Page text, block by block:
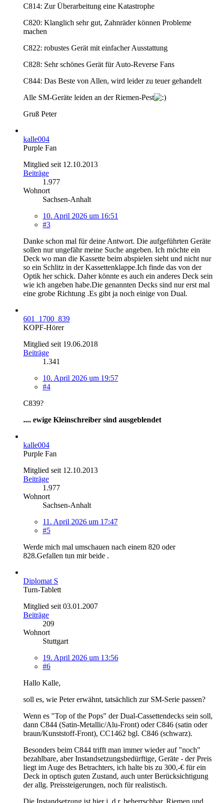
C814: Zur Überarbeitung eine Katastrophe
C820: Klanglich sehr gut, Zahnräder können Probleme
machen
C822: robustes Gerät mit einfacher Ausstattung
C828: Sehr schönes Gerät für Auto-Reverse Fans
C844: Das Beste von Allen, wird leider zu teuer gehandelt
Alle SM-Geräte leiden an der Riemen-Pest
Gruß Peter
kalle004
Purple Fan
Mitglied seit 12.10.2013
Beiträge
1.977
Wohnort
Sachsen-Anhalt
10. April 2026 um 16:51
#3
Danke schon mal für deine Antwort. Die aufgeführten Geräte
sollen nur ungefähr meine Suche angeben. Ich möchte ein
Deck wo man die Kassette beim abspielen sieht und nicht nur
so ein Schlitz in der Kassettenklappe.Ich finde das von der
Optik her schick. Daher könnte es auch ein anderes Deck sein
wie ich angeben habe.Die genannten Decks sind nur erst mal
eine grobe Richtung .Es gibt ja noch einige von Dual.
601_1700_839
KOPF-Hörer
Mitglied seit 19.06.2018
Beiträge
1.341
10. April 2026 um 19:57
#4
C839?
.... ewige Kleinschreiber sind ausgeblendet
kalle004
Purple Fan
Mitglied seit 12.10.2013
Beiträge
1.977
Wohnort
Sachsen-Anhalt
11. April 2026 um 17:47
#5
Werde mich mal umschauen nach einem 820 oder
828.Gefallen tun mir beide .
Diplomat S
Turn-Tablett
Mitglied seit 03.01.2007
Beiträge
209
Wohnort
Stuttgart
19. April 2026 um 13:56
#6
Hallo Kalle,
soll es, wie Peter erwähnt, tatsächlich zur SM-Serie passen?
Wenn es "Top of the Pops" der Dual-Cassettendecks sein soll,
dann C844 (Satin-Metallic/Alu-Front) oder C846 (satin oder
braun/Kunststoff-Front), CC1462 bgl. C846 (schwarz).
Besonders beim C844 trifft man immer wieder auf "noch"
bezahlbare, aber Instandsetzungsbedürftige, Geräte - der Preis
liegt im Auge des Betrachters, ich halte bis zu 300,-€ für ein
Deck in optisch guten Zustand, auch unter Berücksichtigung
der allg. Preissteigerungen, noch für realistisch.
Die Instandsetzung ist hier i .d r. beherrschbar, Riemen und